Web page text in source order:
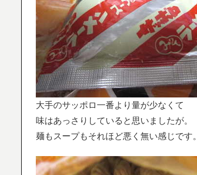
大手のサッポロ一番より量が少なくて
味はあっさりしていると思いましたが。
麺もスープもそれほど悪く無い感じです。